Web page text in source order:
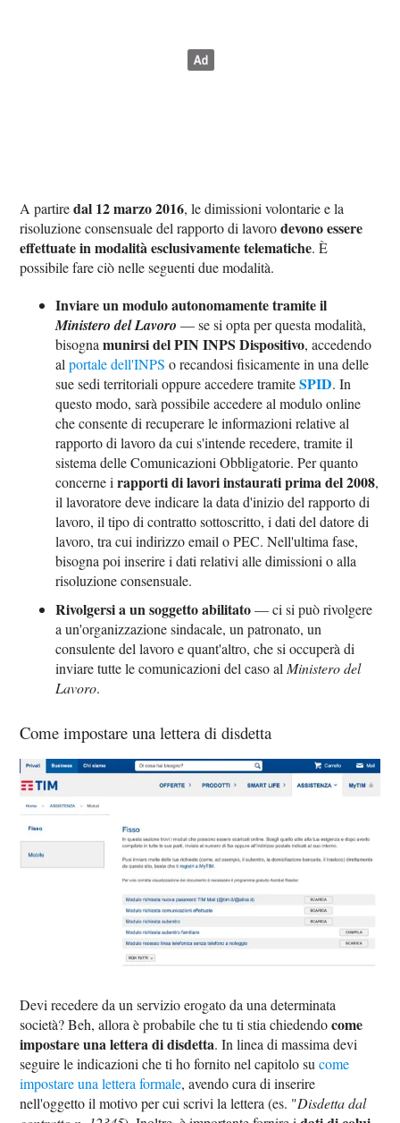
A partiredal 12 marzo 2016, le dimissioni volontarie e la
risoluzione consensuale del rapporto di lavorodevono essere
effettuate in modalità esclusivamente telematiche. È
possibile fare ciò nelle seguenti due modalità.
Inviare un modulo autonomamente tramite il
Ministero del Lavoro — se si opta per questa modalità,
bisognamunirsi del PIN INPS Dispositivo, accedendo
alportale dell'INPS o recandosi fisicamente in una delle
sue sedi territoriali oppure accedere tramiteSPID. In
questo modo, sarà possibile accedere al modulo online
che consente di recuperare le informazioni relative al
rapporto di lavoro da cui s'intende recedere, tramite il
sistema delle Comunicazioni Obbligatorie. Per quanto
concerne irapporti di lavori instaurati prima del 2008,
il lavoratore deve indicare la data d'inizio del rapporto di
lavoro, il tipo di contratto sottoscritto, i dati del datore di
lavoro, tra cui indirizzo email o PEC. Nell'ultima fase,
bisogna poi inserire i dati relativi alle dimissioni o alla
risoluzione consensuale.
Rivolgersi a un soggetto abilitato— ci si può rivolgere
a un'organizzazione sindacale, un patronato, un
consulente del lavoro e quant'altro, che si occuperà di
inviare tutte le comunicazioni del caso alMinistero del
Lavoro.
Come impostare una lettera di disdetta
Devi recedere da un servizio erogato da una determinata
società? Beh, allora è probabile che tu ti stia chiedendocome
impostare una lettera di disdetta. In linea di massima devi
seguire le indicazioni che ti ho fornito nel capitolo sucome
impostare una lettera formale, avendo cura di inserire
nell'oggetto il motivo per cui scrivi la lettera (es. "Disdetta dal